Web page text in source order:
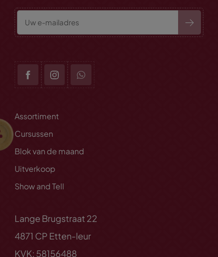
Assortiment
Cursussen
Blok van de maand
Uitverkoop
Show and Tell
Lange Brugstraat 22
4871 CP Etten-leur
KVK: 58156488